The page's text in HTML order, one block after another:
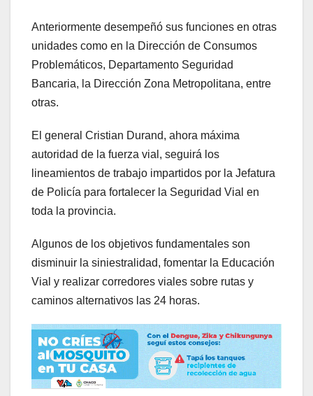
Anteriormente desempeñó sus funciones en otras
unidades como en la Dirección de Consumos
Problemáticos, Departamento Seguridad
Bancaria, la Dirección Zona Metropolitana, entre
otras.
El general Cristian Durand, ahora máxima
autoridad de la fuerza vial, seguirá los
lineamientos de trabajo impartidos por la Jefatura
de Policía para fortalecer la Seguridad Vial en
toda la provincia.
Algunos de los objetivos fundamentales son
disminuir la siniestralidad, fomentar la Educación
Vial y realizar corredores viales sobre rutas y
caminos alternativos las 24 horas.